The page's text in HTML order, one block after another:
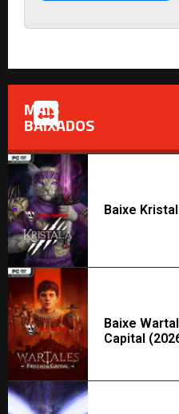
MAIS
BAIXADOS
Baixe
Baixe
Capital